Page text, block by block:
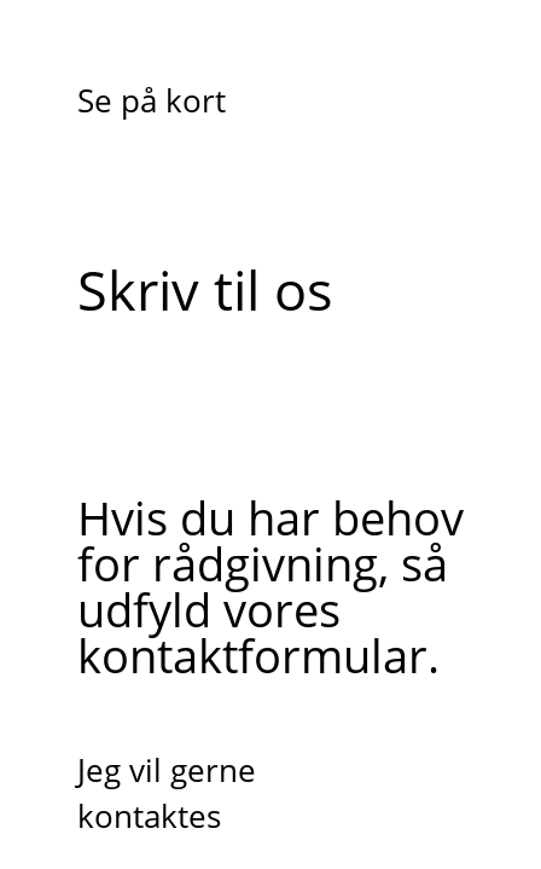
Se på kort
Skriv til os
Hvis du har behov
for rådgivning, så
udfyld vores
kontaktformular.
Jeg vil gerne
kontaktes